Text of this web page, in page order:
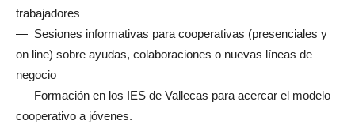
trabajadores
— Sesiones informativas para cooperativas (presenciales y
on line) sobre ayudas, colaboraciones o nuevas líneas de
negocio
— Formación en los IES de Vallecas para acercar el modelo
cooperativo a jóvenes.